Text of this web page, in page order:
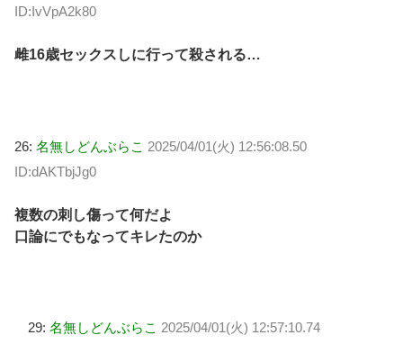
ID:IvVpA2k80
雌16歳セックスしに行って殺される…
26: 名無しどんぶらこ 2025/04/01(火) 12:56:08.50
ID:dAKTbjJg0
複数の刺し傷って何だよ
口論にでもなってキレたのか
29: 名無しどんぶらこ 2025/04/01(火) 12:57:10.74